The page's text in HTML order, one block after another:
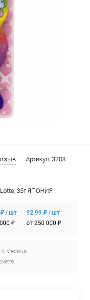
Артикул: 3708
35г ЯПОНИЯ
/ шт
₽
92.99 ₽ / шт
от 250 000 ₽
месяца.